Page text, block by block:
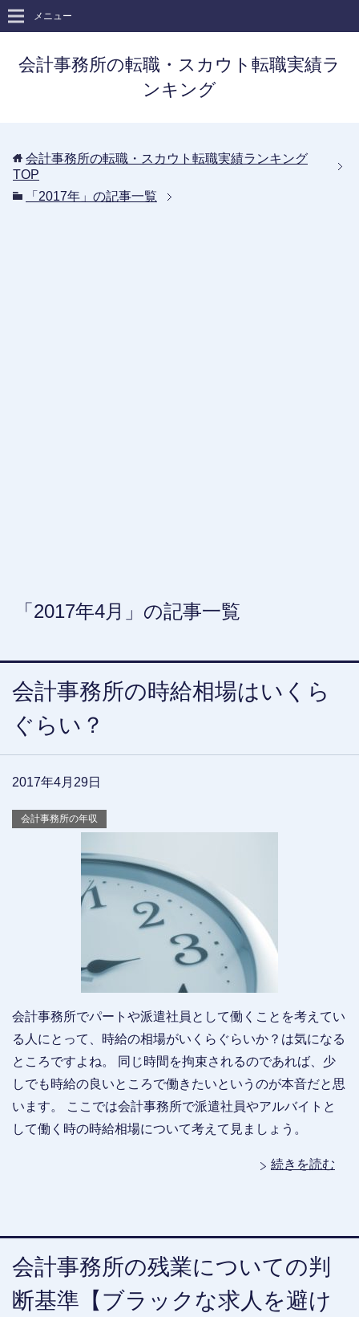
会計事務所の転職・スカウト転職実績ラ
ンキング
メニュー
会計事務所の転職・スカウト転職実績ランキング
TOP
「2017年」の記事一覧
「2017年4月」の記事一覧
会計事務所の時給相場はいくら
ぐらい？
2017年4月29日
会計事務所の年収
会計事務所でパートや派遣社員として働くことを考えてい
る人にとって、時給の相場がいくらぐらいか？は気になる
ところですよね。 同じ時間を拘束されるのであれば、少
しでも時給の良いところで働きたいというのが本音だと思
います。 ここでは会計事務所で派遣社員やアルバイトと
して働く時の時給相場について考えて見ましょう。
続きを読む
会計事務所の残業についての判
断基準【ブラックな求人を避け